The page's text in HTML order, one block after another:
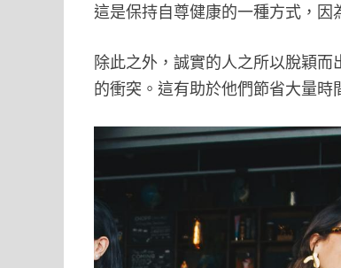
這是保持自尊健康的一種方式，因
除此之外，誠實的人之所以脫穎
的衝突。這有助於他們節省大量時